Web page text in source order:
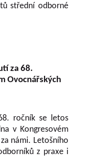
střední odborné
za 68.
Ovocnářských
ročník se letos
v Kongresovém
námi. Letošního
z praxe i